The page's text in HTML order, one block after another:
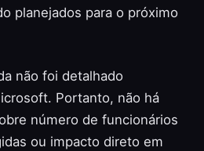
planejados para o próximo
não foi detalhado
Portanto, não há
número de funcionários
ou impacto direto em